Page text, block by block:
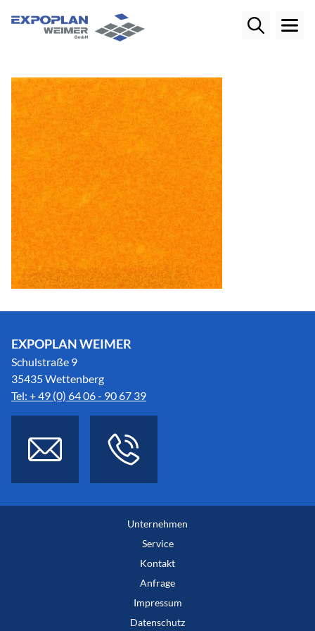
EXPOPLAN WEIMER
Schulstraße 9
35435 Wettenberg
Tel: + 49 (0) 64 06 - 90 67 39
Unternehmen
Service
Kontakt
Anfrage
Impressum
Datenschutz